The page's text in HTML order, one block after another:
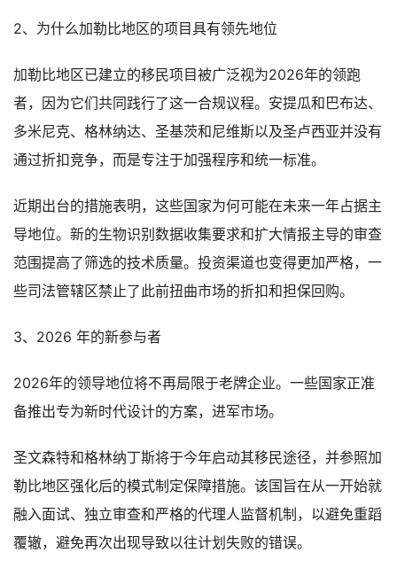
2、为什么加勒比地区的项目具有领先地位
加勒比地区已建立的移民项目被广泛视为2026年的领跑
者，因为它们共同践行了这一合规议程。安提瓜和巴布达、
多米尼克、格林纳达、圣基茨和尼维斯以及圣卢西亚并没有
通过折扣竞争，而是专注于加强程序和统一标准。
近期出台的措施表明，这些国家为何可能在未来一年占据主
导地位。新的生物识别数据收集要求和扩大情报主导的审查
范围提高了筛选的技术质量。投资渠道也变得更加严格，一
些司法管辖区禁止了此前扭曲市场的折扣和担保回购。
3、2026 年的新参与者
2026年的领导地位将不再局限于老牌企业。一些国家正准
备推出专为新时代设计的方案，进军市场。
圣文森特和格林纳丁斯将于今年启动其移民途径，并参照加
勒比地区强化后的模式制定保障措施。该国旨在从一开始就
融入面试、独立审查和严格的代理人监督机制，以避免重蹈
覆辙，避免再次出现导致以往计划失败的错误。